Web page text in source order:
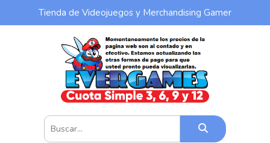
Tienda de Videojuegos y Merchandising Gamer